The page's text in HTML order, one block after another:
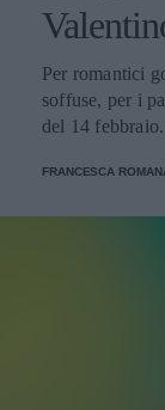
Per romantici
soffuse, per i
del 14 febbraio.
FRANCESCA